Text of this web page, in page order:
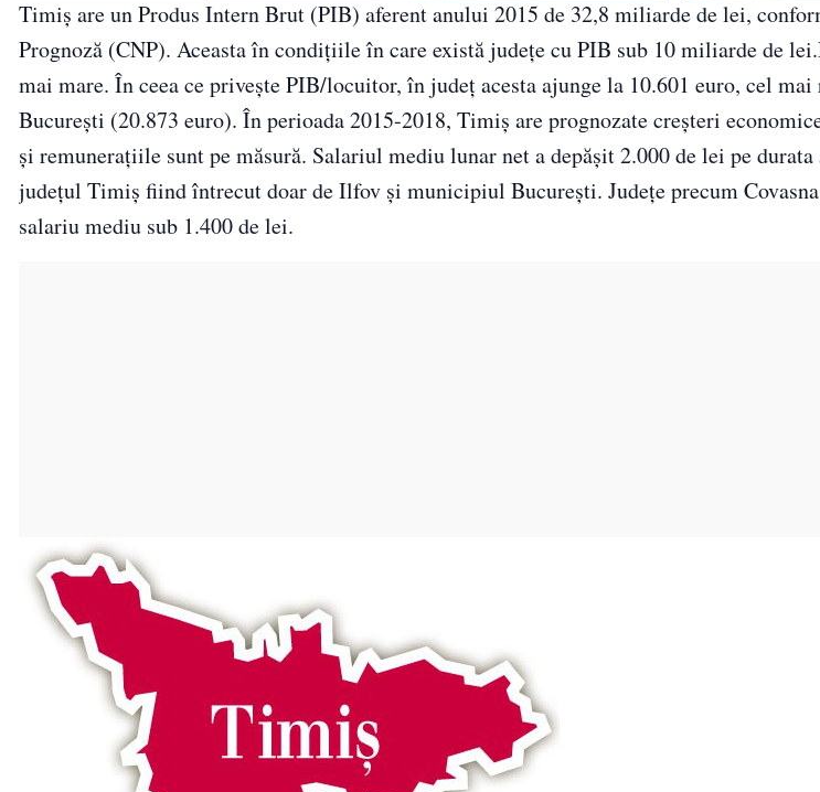
Timiş are un Produs Intern Brut (PIB) aferent anului 2015 de 32,8 miliarde de lei,
Prognoză (CNP). Aceasta în condiţiile în care există judeţe cu PIB sub 10 miliarde de
mai mare. În ceea ce privește PIB/locuitor, în județ acesta ajunge la 10.601 euro, cel
Bucureşti (20.873 euro). În perioada 2015-2018, Timiş are prognozate creşteri
și remunerațiile sunt pe măsură. Salariul mediu lunar net a depăşit 2.000 de lei pe
judeţul Timiş fiind întrecut doar de Ilfov şi municipiul Bucureşti. Judeţe precum
salariu mediu sub 1.400 de lei.